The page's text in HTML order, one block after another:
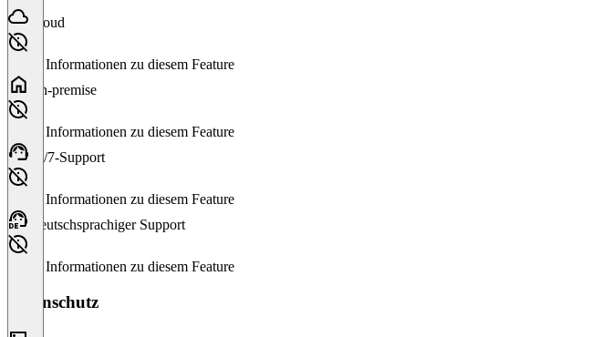
Cloud
Keine Informationen zu diesem Feature
On-premise
Keine Informationen zu diesem Feature
24/7-Support
Keine Informationen zu diesem Feature
Deutschsprachiger Support
Keine Informationen zu diesem Feature
Datenschutz